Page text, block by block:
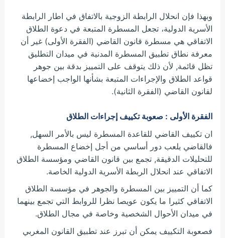
وبهذا فإن انحلال الرابطة الزوجية بالاتفاق في اطار الرابطة
الأسرية الدولية، تجعل المسطرة المتبعة في دعوة الطلاق
الاتفاقي هي مسطرة قانون القاضي (الفقرة الأولى) غير أن
معرفة نطاق تطبيق المسطرة المدنية في ميدان التطليق
تظل قائمة, لأن ذلك يتوقف على التمييز بدقة بين جوهر
قواعد الطلاق والإجراءات المتبعة بشأنها الواجب إخضاعها
لقانون القاضي (الفقرة الثانية).
الفقرة الأولى : صعوبة تكييف إجراءات الطلاق
ان تكييف القاضي للقاعدة المسطرة ليس بالأمر السهل,
فالقاضي يلعب دور أساسي من أجل إخضاع المسطرة
للتحليلات الدقيقة, تجمع بين قانون القاضي ومؤسسة الطلاق
الاتفاقي عند انحلال الربطة الأسرية الدولية الخاصة.
كما أن التمييز بين المسطرة والجوهر في مؤسسة الطلاق
الاتفاقي كثيرا ما يكون عويصا نظرا للروابط التي تجمع بينهما
في ميدان الأحوال الشخصية وخاصة في مجال الطلاق.
فصعوبة التكييف يمكن أن تبرز عند تطبيق القانون المغربي